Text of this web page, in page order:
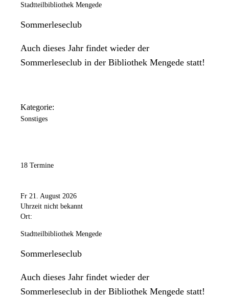
Stadtteilbibliothek Mengede
Sommerleseclub
Auch dieses Jahr findet wieder der
Sommerleseclub in der Bibliothek Mengede statt!
Kategorie:
Sonstiges
18 Termine
Fr 21. August 2026
Uhrzeit nicht bekannt
Ort:
Stadtteilbibliothek Mengede
Sommerleseclub
Auch dieses Jahr findet wieder der
Sommerleseclub in der Bibliothek Mengede statt!